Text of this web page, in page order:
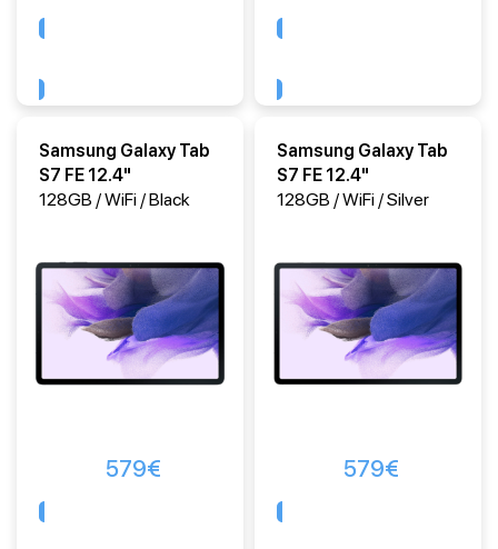
Samsung Galaxy Tab
S7 FE 12.4"
128GB / WiFi / Black
579€
Samsung Galaxy Tab
S7 FE 12.4"
128GB / WiFi / Silver
579€